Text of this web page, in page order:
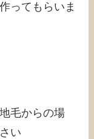
ってもらいま
毛からの場
い